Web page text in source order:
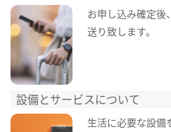
お申し込み確定後
送り致します。
設備とサービスについて
生活に必要な設備